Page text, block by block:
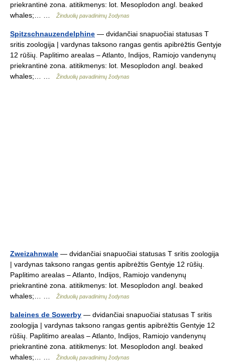
priekrantinė zona. atitikmenys: lot. Mesoplodon angl. beaked
whales;… …
Žinduolių pavadinimų žodynas
Spitzschnauzendelphine — dvidančiai snapuočiai statusas T
sritis zoologija | vardynas taksono rangas gentis apibrėžtis Gentyje
12 rūšių. Paplitimo arealas – Atlanto, Indijos, Ramiojo vandenynų
priekrantinė zona. atitikmenys: lot. Mesoplodon angl. beaked
whales;… …
Žinduolių pavadinimų žodynas
Zweizahnwale — dvidančiai snapuočiai statusas T sritis zoologija
| vardynas taksono rangas gentis apibrėžtis Gentyje 12 rūšių.
Paplitimo arealas – Atlanto, Indijos, Ramiojo vandenynų
priekrantinė zona. atitikmenys: lot. Mesoplodon angl. beaked
whales;… …
Žinduolių pavadinimų žodynas
baleines de Sowerby — dvidančiai snapuočiai statusas T sritis
zoologija | vardynas taksono rangas gentis apibrėžtis Gentyje 12
rūšių. Paplitimo arealas – Atlanto, Indijos, Ramiojo vandenynų
priekrantinė zona. atitikmenys: lot. Mesoplodon angl. beaked
whales;… …
Žinduolių pavadinimų žodynas